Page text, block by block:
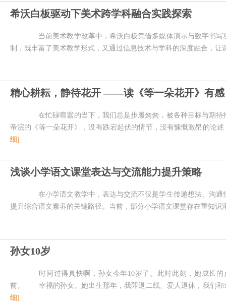
希沃白板驱动下美术跨学科融合实践探索
当前美术教学改革中，希沃白板凭借多媒体演示与数字书写
制，既丰富了美术教学形式，又通过信息技术与学科的深度融合，让
精心耕耘，静待花开 ——读《等一朵花开》有感
在忙碌喧嚣的当下，我们总是步履匆匆，被各种目标与期待
帝浣的《等一朵花开》，没有跌宕起伏的情节，没有慷慨激昂的论
细]
浅谈小学语文课堂表达与交流能力提升策略
在小学语文教学中，表达与交流不仅是学生传递想法、沟通
提升综合语文素养的关键路径。当前，部分小学语文课堂存在重知识
孙女10岁
时间过得真快啊，孙女今年10岁了。此时此刻，她成长的
前。 幸福的孙女。她出生那年，我即退二线、爱人退休，我们和
细]